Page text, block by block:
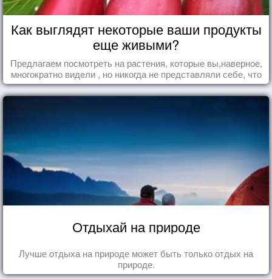
Как выглядят некоторые ваши продукты
еще живыми?
Предлагаем посмотреть на растения, которые вы,наверное,
многократно видели , но никогда не представляли себе, что
употребляете их в пищу.
Отдыхай на природе
Лучше отдыха на природе может быть только отдых на
природе.